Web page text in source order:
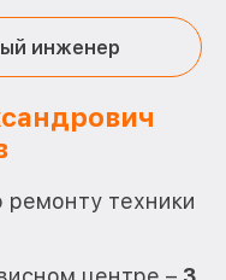
инженер
техники